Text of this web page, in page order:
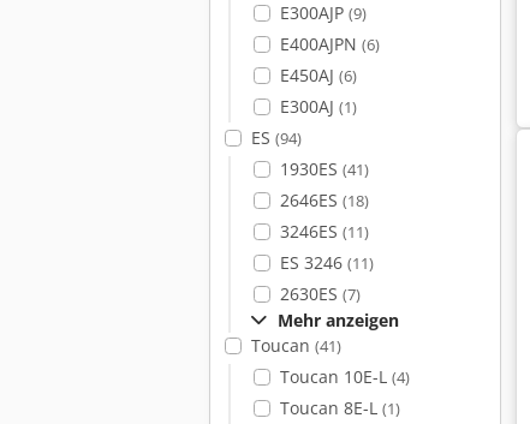
E300AJP (9)
E400AJPN (6)
E450AJ (6)
E300AJ (1)
ES (94)
1930ES (41)
2646ES (18)
3246ES (11)
ES 3246 (11)
2630ES (7)
Mehr anzeigen
Toucan (41)
Toucan 10E-L (4)
Toucan 8E-L (1)